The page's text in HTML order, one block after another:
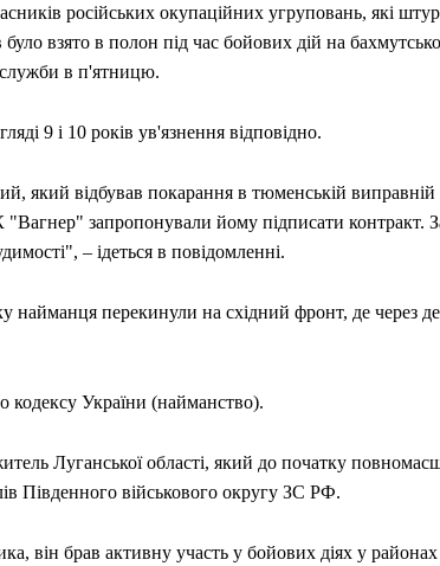
російських окупаційних угруповань, які
взято в полон під час бойових дій на
в п'ятницю.
9 і 10 років ув'язнення відповідно.
який відбував покарання в тюменській виправній
запропонували йому підписати контракт.
– ідеться в повідомленні.
перекинули на східний фронт, де через
кодексу України (найманство).
Луганської області, який до початку
Південного військового округу ЗС РФ.
він брав активну участь у бойових діях у